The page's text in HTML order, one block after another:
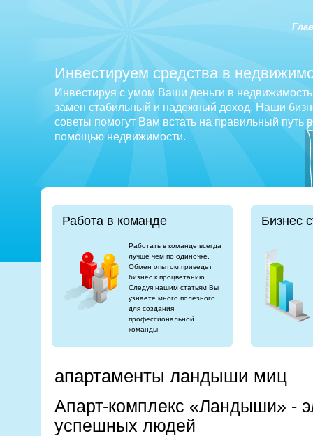
Инвестируем средства в
Инвестируя с умом Ваши деньги в
замен стабильный и надежный доход. Наши
советы помогут Вам встать на правильный путь
помощью недвижимости.
Работа в команде
Работать в команде всегда
лучше чем по одиночке.
Обмен опытом приведет
бизнес к процветанию.
Следуя нашим статьям Вы
узнаете много полезного
для создания
профессиональной
команды
Бизнес
апартаменты ландыши миц
Апарт-комплекс «Ландыши» -
успешных людей